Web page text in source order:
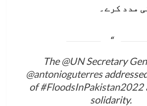
مدد کرے۔
The@UNSecretary
@antonioguterres
of#FloodsInPakistan2022
solidarity.